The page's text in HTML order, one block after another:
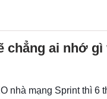
chẳng ai nhớ
nhà mạng Sprint thì